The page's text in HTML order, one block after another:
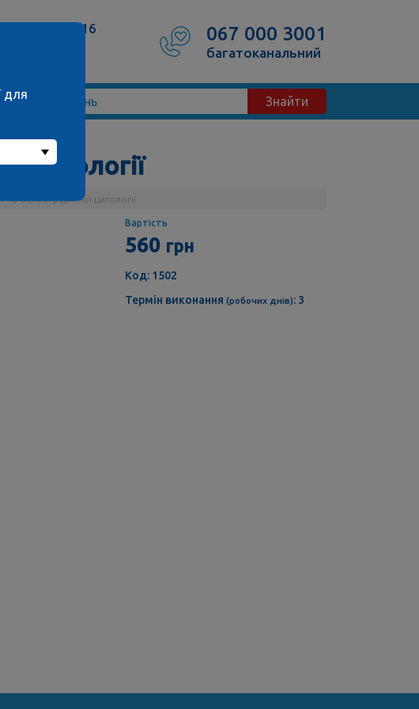
50/16
067 000 3001
багатоканальний
Знайти
цитології
на основі рідинної цитології
Вартість
560 грн
Код: 1502
Термін виконання (робочих днів): 3
для